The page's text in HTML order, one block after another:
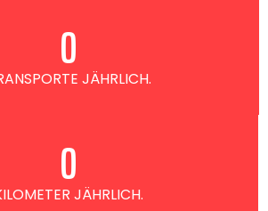
JÄHRLICH.
0
JÄHRLICH.
0